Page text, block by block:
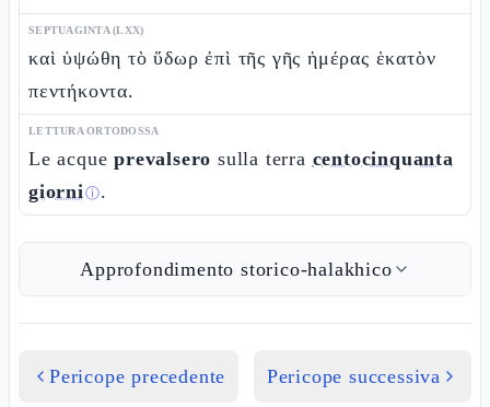
SEPTUAGINTA (LXX)
καὶ ὑψώθη τὸ ὕδωρ ἐπὶ τῆς γῆς ἡμέρας ἑκατὸν
πεντήκοντα.
LETTURA ORTODOSSA
Le acqueprevalsero sulla terra centocinquanta
giorniⓘ.
Approfondimento storico-halakhico
Pericope precedente Pericope successiva